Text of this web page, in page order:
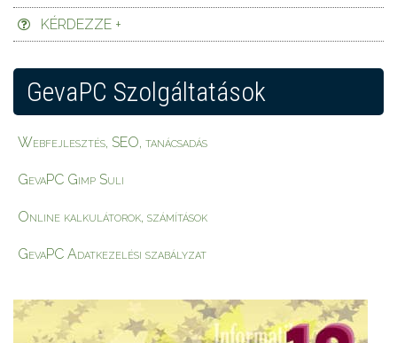
KÉRDEZZE +
GevaPC Szolgáltatások
Webfejlesztés, SEO, tanácsadás
GevaPC Gimp Suli
Online kalkulátorok, számítások
GevaPC Adatkezelési szabályzat